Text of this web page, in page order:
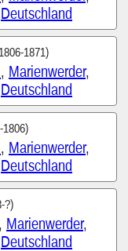
Deutschland
1871)
, Marienwerder,
Deutschland
, Marienwerder,
Deutschland
?)
, Marienwerder,
Deutschland